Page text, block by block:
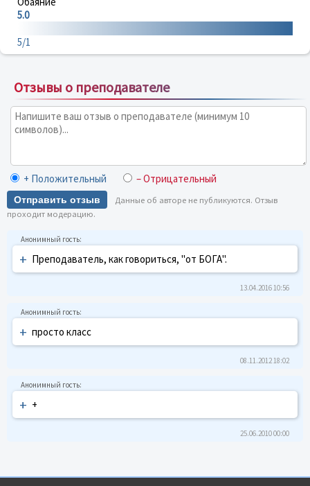
5.0
5/1
Отзывы о преподавателе
+ Положительный – Отрицательный
Отправить отзыв
Данные об авторе не публикуются. Отзыв
проходит модерацию.
+ Преподаватель, как говориться, "от БОГА".
13.04.2016 10:56
+ просто класс
08.11.2012 18:02
+ +
25.06.2010 00:00